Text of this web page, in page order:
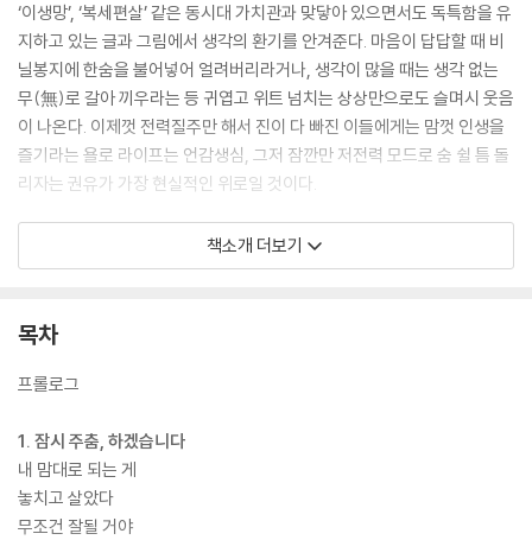
‘이생망’, ‘복세편살’ 같은 동시대 가치관과 맞닿아 있으면서도 독특함을 유
지하고 있는 글과 그림에서 생각의 환기를 안겨준다. 마음이 답답할 때 비
닐봉지에 한숨을 불어넣어 얼려버리라거나, 생각이 많을 때는 생각 없는
무(無)로 갈아 끼우라는 등 귀엽고 위트 넘치는 상상만으로도 슬며시 웃음
이 나온다. 이제껏 전력질주만 해서 진이 다 빠진 이들에게는 맘껏 인생을
즐기라는 욜로 라이프는 언감생심, 그저 잠깐만 저전력 모드로 숨 쉴 틈 돌
리자는 권유가 가장 현실적인 위로일 것이다.
‘이대로 괜찮니? 좀 더 특별해져야 하지 않을까?’
‘주목받는 사람이 되고 싶지 않아?’
사람들이 열광하고, 또 내 그림이 엄청나게 비싸게 팔려서 뉴스에 나오는
좋아요 수, 팔로워 수, 그림 가격. 바라고 상상하는 것들이 온통 수치와 관
해 화려해지고 싶은 거지? 유명 스타 작가가 되어 팔로워 수도 많아지고 그
림 가격이 높아지면 그다음에는? 나는 만족할까?
곰곰이 생각해보니 그렇게 되어도 또 나름의 불안과 불만으로 분명 만족스
럽지 않을 것 같다.
책소개 더보기
목차
프롤로그
1. 잠시 주춤, 하겠습니다
내 맘대로 되는 게
놓치고 살았다
무조건 잘될 거야